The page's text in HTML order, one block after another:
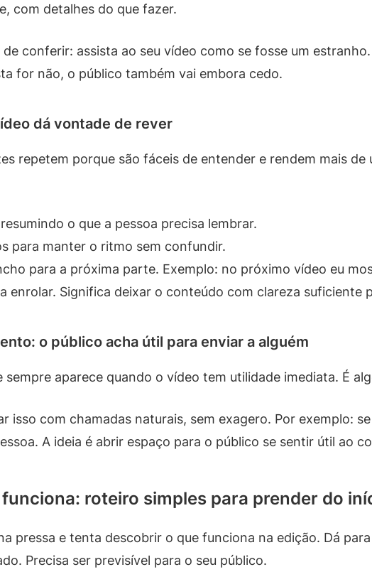
com detalhes do que fazer.
conferir: assista ao seu vídeo como se fosse um
for não, o público também vai embora cedo.
dá vontade de rever
repetem porque são fáceis de entender e rendem mais
o que a pessoa precisa lembrar.
para manter o ritmo sem confundir.
para a próxima parte. Exemplo: no próximo vídeo eu
enrolar. Significa deixar o conteúdo com clareza suficiente
o público acha útil para enviar a alguém
aparece quando o vídeo tem utilidade imediata. É
isso com chamadas naturais, sem exagero. Por exemplo:
A ideia é abrir espaço para o público se sentir útil ao
roteiro simples para prender do
pressa e tenta descobrir o que funciona na edição. Dá
Precisa ser previsível para o seu público.